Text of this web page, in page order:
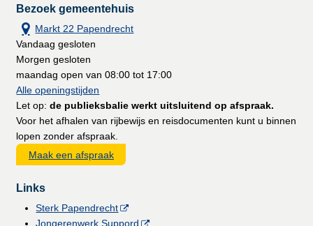
Bezoek gemeentehuis
Markt 22 Papendrecht
Vandaag gesloten
Morgen gesloten
maandag open van 08:00 tot 17:00
Alle openingstijden
Let op:de publieksbalie werkt uitsluitend op afspraak.
Voor het afhalen van rijbewijs en reisdocumenten kunt u binnen
lopen zonder afspraak.
Maak een afspraak
Links
Sterk Papendrecht
Jongerenwerk Suppord